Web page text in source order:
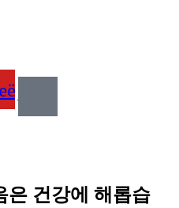
은 건강에 해롭습